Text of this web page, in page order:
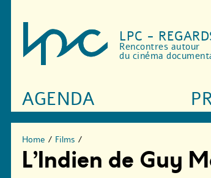
LPC -
Rencontres autour
du cinéma
AGENDA
Home / Films /
L’Indien de Guy